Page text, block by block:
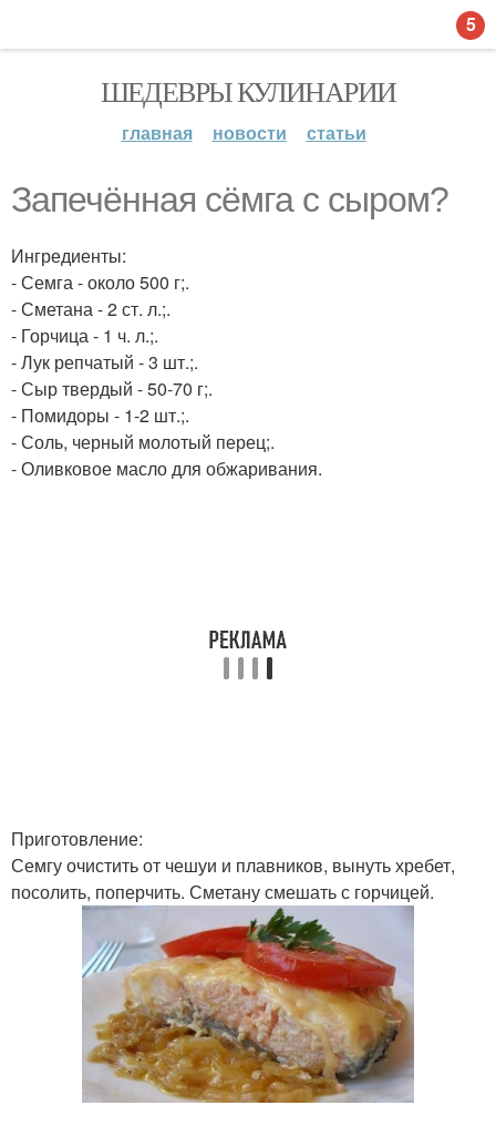
ШЕДЕВРЫ КУЛИНАРИИ
главная новости статьи
Запечённая сёмга с сыром?
Ингредиенты:
- Семга - около 500 г;.
- Сметана - 2 ст. л.;.
- Горчица - 1 ч. л.;.
- Лук репчатый - 3 шт.;.
- Сыр твердый - 50-70 г;.
- Помидоры - 1-2 шт.;.
- Соль, черный молотый перец;.
- Оливковое масло для обжаривания.
Приготовление:
Семгу очистить от чешуи и плавников, вынуть хребет,
посолить, поперчить. Сметану смешать с горчицей.
5